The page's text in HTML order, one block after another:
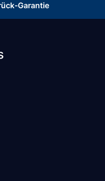
Garantie